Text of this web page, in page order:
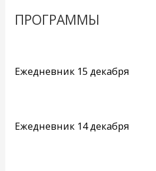
ПРОГРАММЫ
Ежедневник 15 декабря
Ежедневник 14 декабря